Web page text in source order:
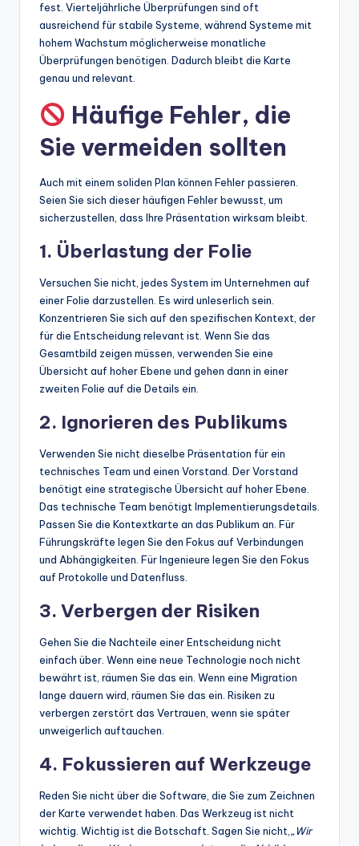
fest. Vierteljährliche Überprüfungen sind oft
ausreichend für stabile Systeme, während Systeme mit
hohem Wachstum möglicherweise monatliche
Überprüfungen benötigen. Dadurch bleibt die Karte
genau und relevant.
Häufige Fehler, die
Sie vermeiden sollten
Auch mit einem soliden Plan können Fehler passieren.
Seien Sie sich dieser häufigen Fehler bewusst, um
sicherzustellen, dass Ihre Präsentation wirksam bleibt.
1. Überlastung der Folie
Versuchen Sie nicht, jedes System im Unternehmen auf
einer Folie darzustellen. Es wird unleserlich sein.
Konzentrieren Sie sich auf den spezifischen Kontext, der
für die Entscheidung relevant ist. Wenn Sie das
Gesamtbild zeigen müssen, verwenden Sie eine
Übersicht auf hoher Ebene und gehen dann in einer
zweiten Folie auf die Details ein.
2. Ignorieren des Publikums
Verwenden Sie nicht dieselbe Präsentation für ein
technisches Team und einen Vorstand. Der Vorstand
benötigt eine strategische Übersicht auf hoher Ebene.
Das technische Team benötigt Implementierungsdetails.
Passen Sie die Kontextkarte an das Publikum an. Für
Führungskräfte legen Sie den Fokus auf Verbindungen
und Abhängigkeiten. Für Ingenieure legen Sie den Fokus
auf Protokolle und Datenfluss.
3. Verbergen der Risiken
Gehen Sie die Nachteile einer Entscheidung nicht
einfach über. Wenn eine neue Technologie noch nicht
bewährt ist, räumen Sie das ein. Wenn eine Migration
lange dauern wird, räumen Sie das ein. Risiken zu
verbergen zerstört das Vertrauen, wenn sie später
unweigerlich auftauchen.
4. Fokussieren auf Werkzeuge
Reden Sie nicht über die Software, die Sie zum Zeichnen
der Karte verwendet haben. Das Werkzeug ist nicht
wichtig. Wichtig ist die Botschaft. Sagen Sie nicht,„Wir